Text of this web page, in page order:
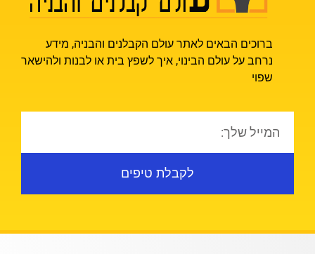
ברוכים הבאים לאתר עולם הקבלנים והבניה, מידע
נרחב על עולם הבינוי, איך לשפץ בית או לבנות ולהישאר
שפוי
לקבלת טיפים